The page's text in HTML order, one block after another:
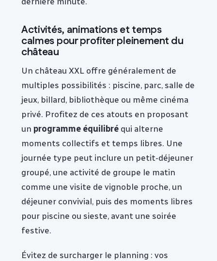
Activités, animations et temps
calmes pour profiter pleinement du
château
Un château XXL offre généralement de
multiples possibilités : piscine, parc, salle de
jeux, billard, bibliothèque ou même cinéma
privé. Profitez de ces atouts en proposant
un programme équilibré qui alterne
moments collectifs et temps libres. Une
journée type peut inclure un petit-déjeuner
groupé, une activité de groupe le matin
comme une visite de vignoble proche, un
déjeuner convivial, puis des moments libres
pour piscine ou sieste, avant une soirée
festive.
Évitez de surcharger le planning : vos